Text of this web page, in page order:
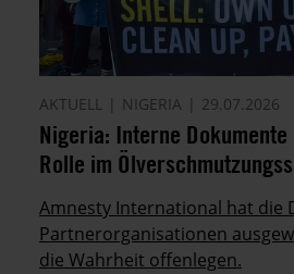
AKTUELL NIGERIA 29.07.2026
Nigeria: Interne Dokumente
Rolle im
Amnesty International hat die
Partnerorganisationen
die Wahrheit offenlegen.